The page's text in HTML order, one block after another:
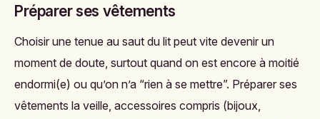
Préparer ses vêtements
Choisir une tenue au saut du lit peut vite devenir un
moment de doute, surtout quand on est encore à moitié
endormi(e) ou qu’on n’a “rien à se mettre”. Préparer ses
vêtements la veille, accessoires compris (bijoux,